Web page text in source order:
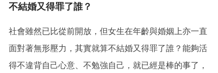
不結婚又得罪了誰？
社會雖然已比從前開放，但女生在年齡與婚姻上亦一直
面對著無形壓力，其實就算不結婚又得罪了誰？能夠活
得不違背自己心意、不勉強自己，就已經是棒的事了，